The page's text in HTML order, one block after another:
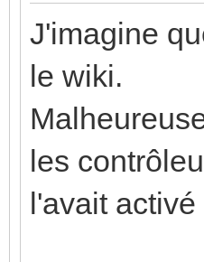
J'imagine
le wiki.
les
l'avait